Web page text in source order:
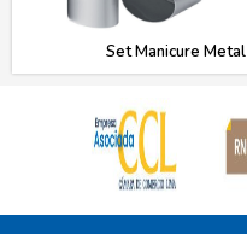
Set Manicure Metal